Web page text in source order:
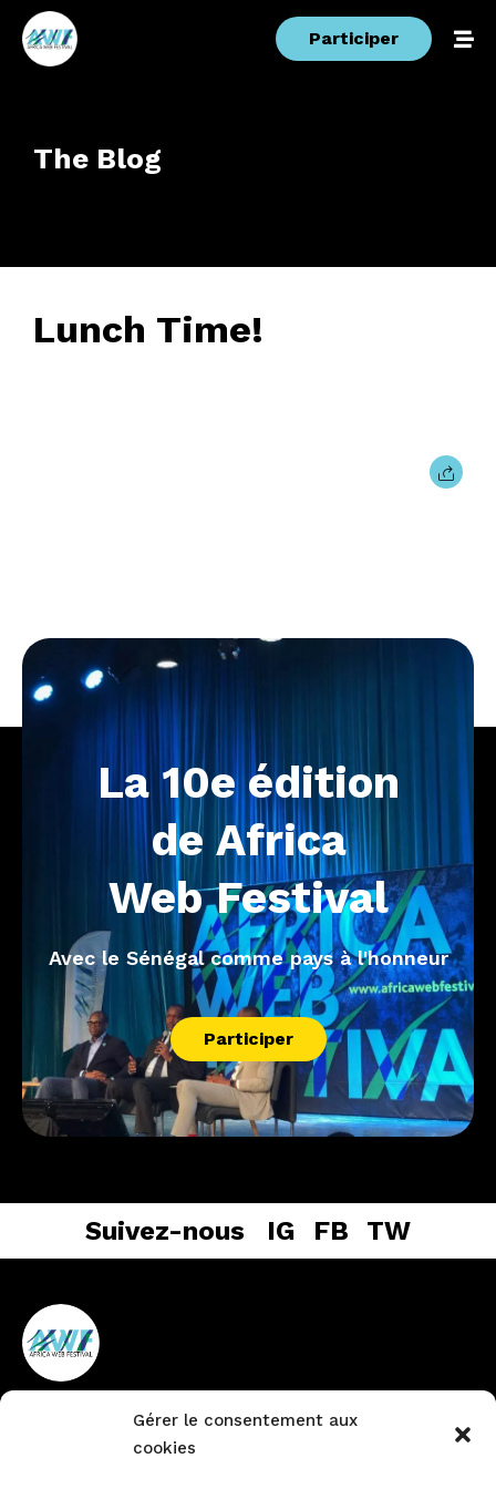
Gérer le consentement aux
cookies
Participer
The Blog
Lunch Time!
La 10e édition
de Africa
Web Festival
Avec le Sénégal comme pays à l'honneur
Participer
Suivez-nous IG FB TW
Vieux Cocody non loin de la